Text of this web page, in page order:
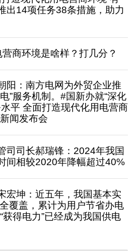
出14项任务38条措施，助力
商环境是啥样？打几分？
阳：南方电网为外贸企业推
”服务机制。#国新办就“深化
水平 全面打造现代化用电营商
闻发布会
司司长郝瑞锋：2024年我国
间相较2020年降幅超过40%
宏坤：近五年，我国基本实
全覆盖，累计为用户节省办电
得电力”已经成为我国供电